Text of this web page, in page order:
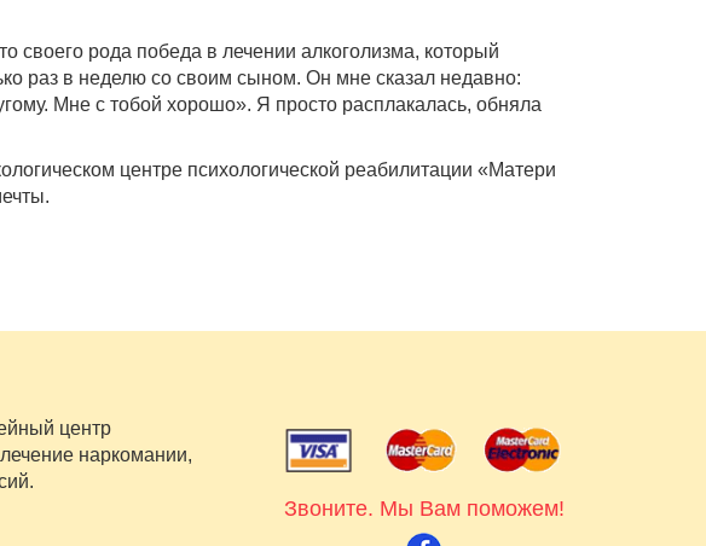
своего рода победа в лечении алкоголизма, который
раз в неделю со своим сыном. Он мне сказал недавно:
Мне с тобой хорошо». Я просто расплакалась, обняла
центре психологической реабилитации «Матери
центр
наркомании,
Звоните. Мы Вам поможем!